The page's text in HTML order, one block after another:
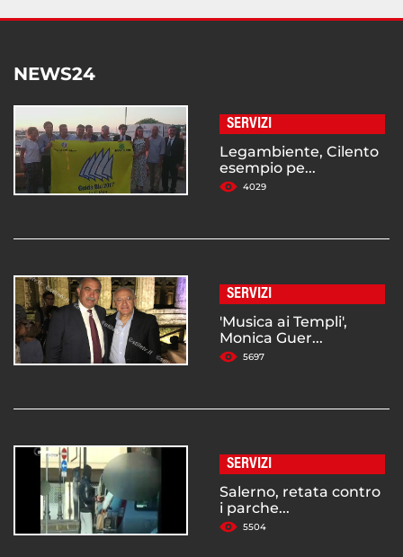
NEWS24
SERVIZI
Legambiente, Cilento
esempio pe...
4029
SERVIZI
'Musica ai Templi',
Monica Guer...
5697
SERVIZI
Salerno, retata contro
i parche...
5504